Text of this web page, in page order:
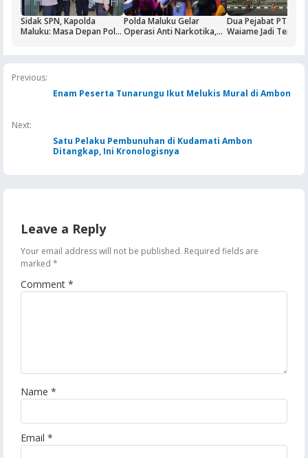
Sidak SPN, Kapolda
Maluku: Masa Depan Polri
Polda Maluku Gelar
Operasi Anti Narkotika,
Dua Pejabat PT Dok
Waiame Jadi
Previous:
Enam Peserta Tunarungu Ikut Melukis Mural di Ambon
Next:
Satu Pelaku Pembunuhan di Kudamati Ambon
Ditangkap, Ini Kronologisnya
Leave a Reply
Your email address will not be published. Required fields are
marked *
Comment *
Name *
Email *